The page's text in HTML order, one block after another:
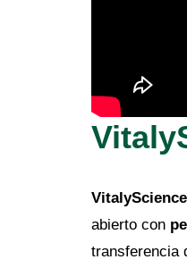
abierto con
transferencia